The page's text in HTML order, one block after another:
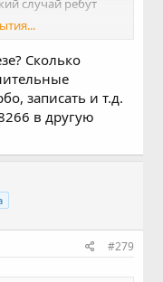
случай ребут
в Arduino.
на ардуино и после
дров в котле..
Сколько
записать и т.д.
в другую
#279